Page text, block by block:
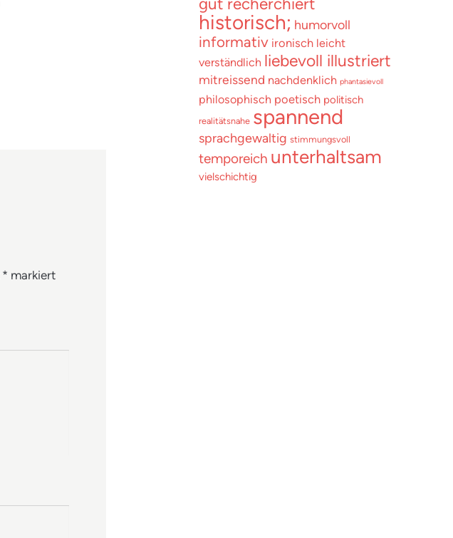
* markiert
historisch; humorvoll
informativ ironisch leicht
verständlich liebevoll illustriert
mitreissend nachdenklich phantasievoll
philosophisch poetisch politisch
realitätsnahe spannend
sprachgewaltig stimmungsvoll
temporeich unterhaltsam
vielschichtig